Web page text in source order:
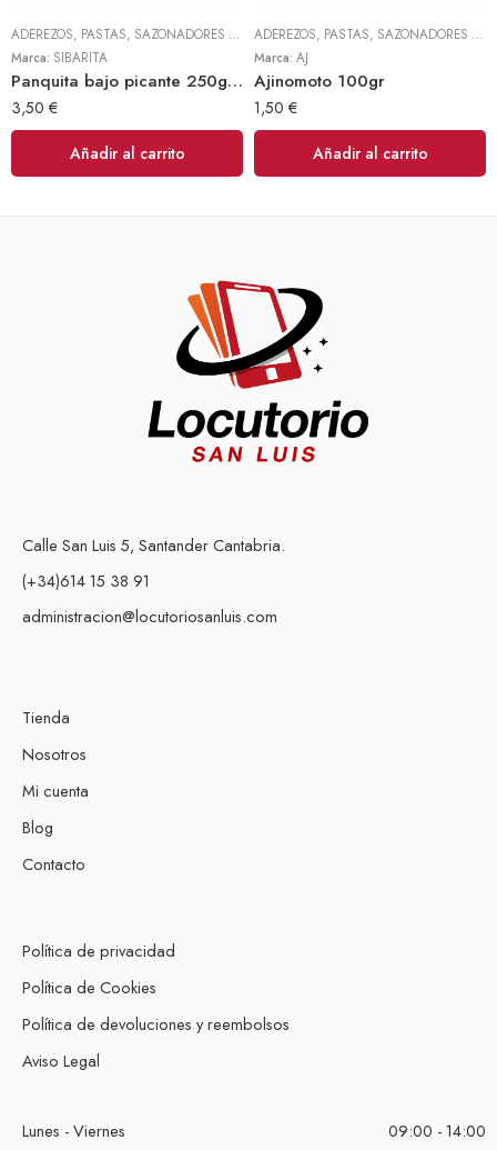
ADEREZOS, PASTAS, SAZONADORES Y CONDIMENTOS ,TODOS
Marca: SIBARITA
Panquita bajo picante 250gr (Sibarita)
3,50 €
Añadir al carrito
ADEREZOS, PASTAS, SAZONADORES Y CONDIMENTOS
Marca: AJ
Ajinomoto 100gr
1,50 €
Añadir al carrito
Calle San Luis 5, Santander Cantabria.
(+34)614 15 38 91
administracion@locutoriosanluis.com
Tienda
Nosotros
Mi cuenta
Blog
Contacto
Política de privacidad
Política de Cookies
Política de devoluciones y reembolsos
Aviso Legal
Lunes - Viernes
09:00 - 14:00